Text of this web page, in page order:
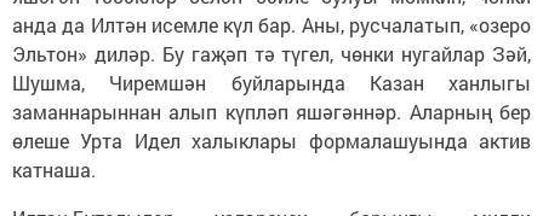
анда да Илтән исемле күл бар. Аны, русчалатып, «озеро
Эльтон» диләр. Бу гаҗәп тә түгел, чөнки нугайлар Зәй,
Шушма, Чиремшән буйларында Казан ханлыгы
заманнарыннан алып күпләп яшәгәннәр. Аларның бер
өлеше Урта Идел халыклары формалашуында актив
катнаша.